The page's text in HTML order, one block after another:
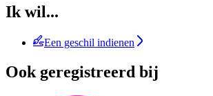
Ik wil...
Een geschil indienen
Ook geregistreerd bij